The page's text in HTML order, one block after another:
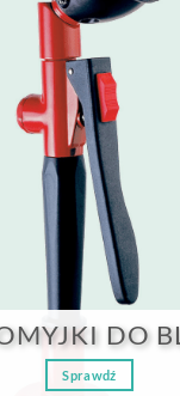
DO
Sprawdź